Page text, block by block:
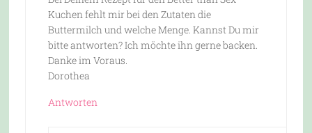
Kuchen fehlt mir bei den Zutaten die
Buttermilch und welche Menge. Kannst Du mir
bitte antworten? Ich möchte ihn gerne backen.
Danke im Voraus.
Dorothea
Antworten